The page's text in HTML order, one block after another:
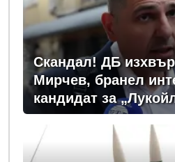
Скандал! ДБ
Мирчев, бранел
кандидат за